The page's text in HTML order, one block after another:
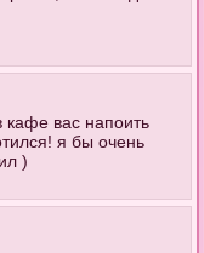
вас напоить
я бы очень
)